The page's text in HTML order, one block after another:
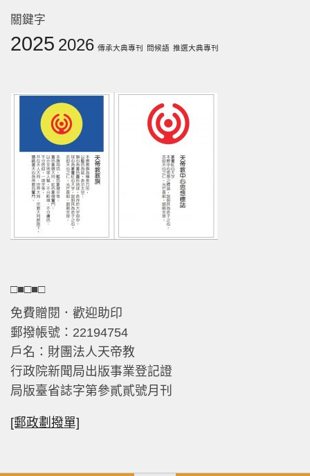
關鍵字
2025 2026 傳承大典專刊 問候語 推選大典專刊
□■□■□
免費贈閱．歡迎助印
郵撥帳號：22194754
戶名：財團法人天帝教
行政院新聞局出版事業登記證
局版臺省誌字第參貳貳號月刊
[郵政劃撥單]